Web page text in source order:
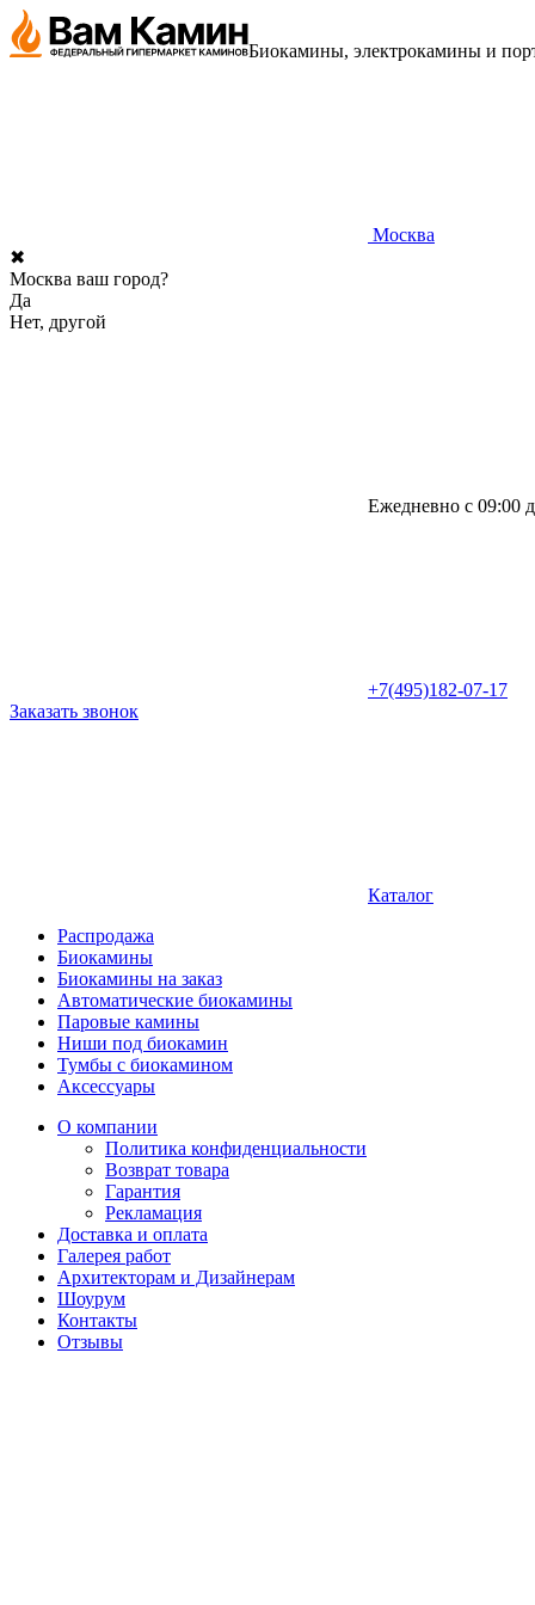
Биокамины, электрокамины и
Москва
✖
Москва ваш город?
Да
Нет, другой
Ежедневно с 09:00
+7(495)182-07-17
Заказать звонок
Каталог
Распродажа
Биокамины
Биокамины на заказ
Автоматические биокамины
Паровые камины
Ниши под биокамин
Тумбы с биокамином
Аксессуары
О компании
Политика конфиденциальности
Возврат товара
Гарантия
Рекламация
Доставка и оплата
Галерея работ
Архитекторам и Дизайнерам
Шоурум
Контакты
Отзывы